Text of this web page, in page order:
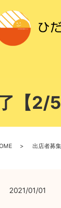
【2/
出店者募集
2021/01/01